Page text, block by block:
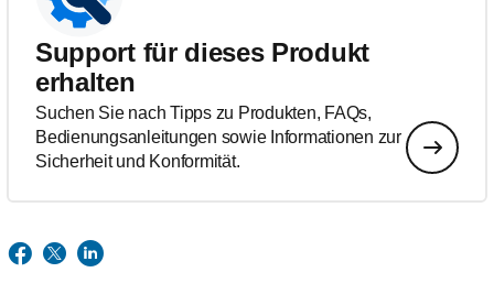
Support für dieses Produkt
erhalten
Suchen Sie nach Tipps zu Produkten, FAQs,
Bedienungsanleitungen sowie Informationen zur
Sicherheit und Konformität.